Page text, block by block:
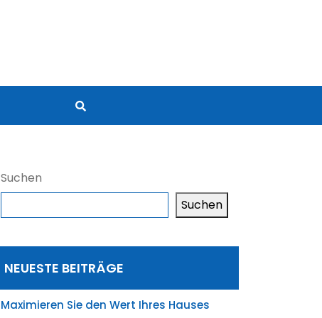
Suchen
Suchen
NEUESTE BEITRÄGE
Maximieren Sie den Wert Ihres Hauses